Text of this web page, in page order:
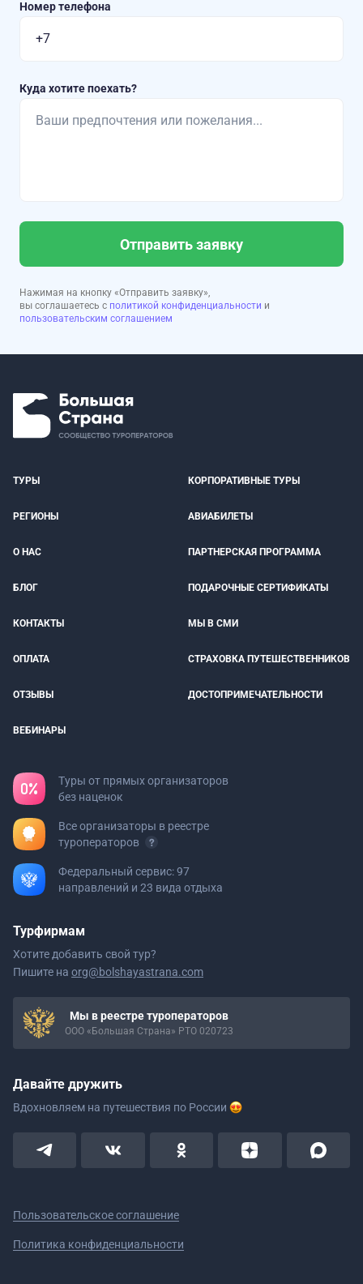
Номер телефона
Куда хотите поехать?
Отправить заявку
Нажимая на кнопку «Отправить заявку»,
вы соглашаетесь с политикой конфиденциальности и
пользовательским соглашением
ТУРЫ КОРПОРАТИВНЫЕ ТУРЫ
РЕГИОНЫ АВИАБИЛЕТЫ
О НАС ПАРТНЕРСКАЯ ПРОГРАММА
БЛОГ ПОДАРОЧНЫЕ СЕРТИФИКАТЫ
КОНТАКТЫ МЫ В СМИ
ОПЛАТА СТРАХОВКА ПУТЕШЕСТВЕННИКОВ
ОТЗЫВЫ ДОСТОПРИМЕЧАТЕЛЬНОСТИ
ВЕБИНАРЫ
Туры от прямых организаторов
без наценок
Все организаторы в реестре
туроператоров
Федеральный сервис: 97
направлений и 23 вида отдыха
Турфирмам
Хотите добавить свой тур?
Пишите на org@bolshayastrana.com
Мы в реестре туроператоров
ООО «Большая Страна» РТО 020723
Давайте дружить
Вдохновляем на путешествия по России
Пользовательское соглашение
Политика конфиденциальности